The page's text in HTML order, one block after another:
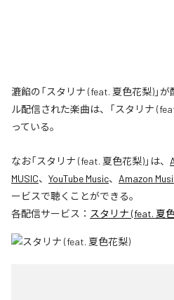
漉餡の「スタリナ (feat. 夏色花梨)」
ル配信された楽曲は、「スタリナ
っている。
なお「スタリナ (feat. 夏色花梨)」は、
MUSIC、 YouTube Music、 Amazon
ービスで聴くことができる。
各配信サービス： スタリナ (feat. 夏